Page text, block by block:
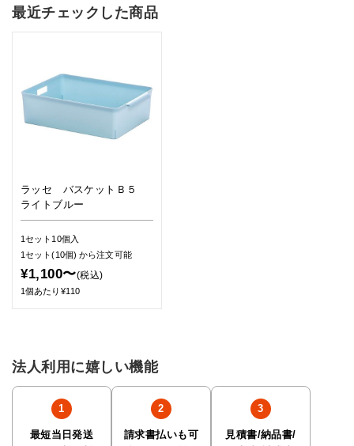
最近チェックした商品
ラッセ バスケットＢ５
ライトブルー
1セット10個入
1セット(10個)から注文可能
¥1,100〜(税込)
1個あたり¥110
法人利用に嬉しい機能
最短当日発送 請求書払いも可 見積書/納品書/